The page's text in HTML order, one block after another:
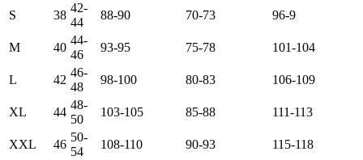
S 38
42-
44
88-90 70-73 96-9
M 40
44-
46
93-95 75-78 101-104
L 42
46-
48
98-100 80-83 106-109
XL 44
48-
50
103-105 85-88 111-113
XXL 46
50-
54
108-110 90-93 115-118